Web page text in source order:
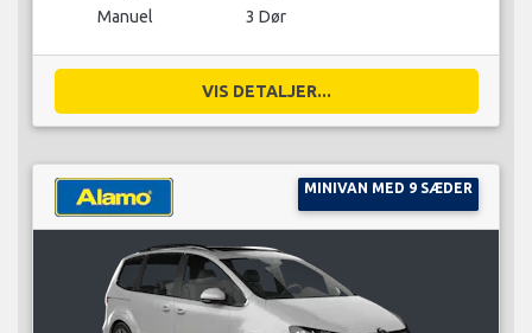
Manuel 3 Dør
VIS DETALJER...
MINIVAN MED 9 SÆDER